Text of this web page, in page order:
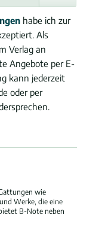
habe ich zur
Als
Verlag an
Angebote per E-
kann jederzeit
oder per
wie
Werke, die eine
B-Note neben